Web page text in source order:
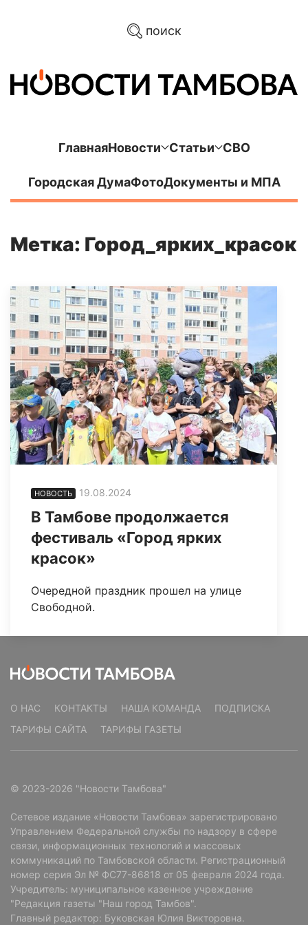
поиск
ГлавнаяНовости Статьи СВО
Городская ДумаФотоДокументы и МПА
Метка: Город_ярких_красок
НОВОСТЬ 19.08.2024
В Тамбове продолжается
фестиваль «Город ярких
красок»
Очередной праздник прошел на улице
Свободной.
О НАС КОНТАКТЫ НАША КОМАНДА
ПОДПИСКА
ТАРИФЫ САЙТА
ТАРИФЫ ГАЗЕТЫ
© 2023-2026 "Новости Тамбова"
Сетевое издание «Новости Тамбова» зарегистрировано
Управлением Федеральной службы по надзору в сфере
связи, информационных технологий и массовых
коммуникаций по Тамбовской области. Регистрационный
номер серия Эл № ФС77-86818 от 05 февраля 2024 года.
Учредитель: муниципальное казенное учреждение
"Редакция газеты "Наш город Тамбов".
Главный редактор: Буковская Юлия Викторовна.